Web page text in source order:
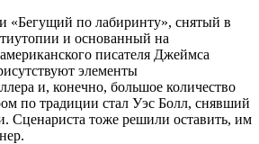
«Бегущий по лабиринту», снятый в
и основанный на
писателя Джеймса
элементы
и, конечно, большое количество
по традиции стал Уэс Болл, снявший
Сценариста тоже решили оставить, им